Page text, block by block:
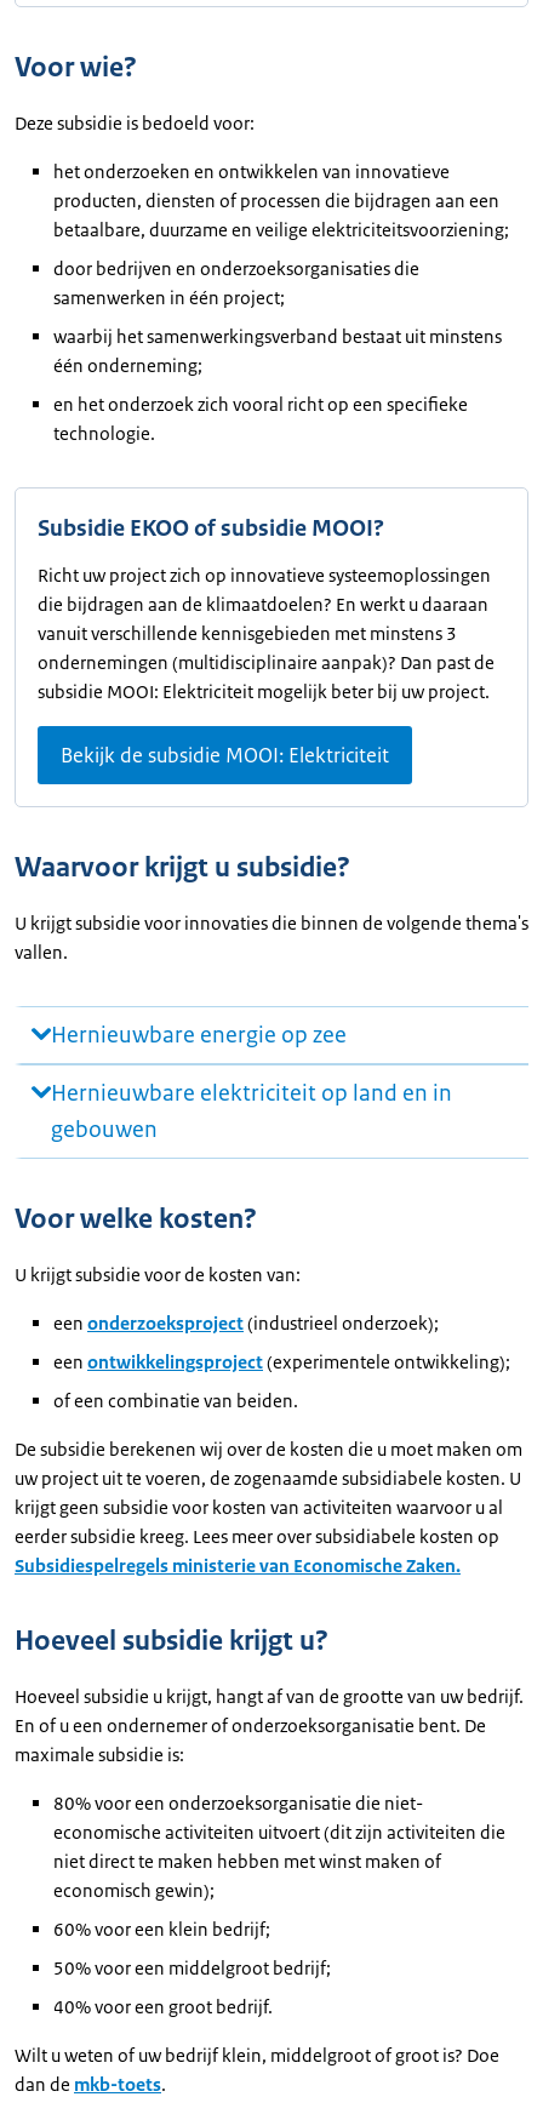
Voor wie?
Deze subsidie is bedoeld voor:
het onderzoeken en ontwikkelen van innovatieve
producten, diensten of processen die bijdragen aan een
betaalbare, duurzame en veilige elektriciteitsvoorziening;
door bedrijven en onderzoeksorganisaties die
samenwerken in één project;
waarbij het samenwerkingsverband bestaat uit minstens
één onderneming;
en het onderzoek zich vooral richt op een specifieke
technologie.
Subsidie EKOO of subsidie MOOI?
Richt uw project zich op innovatieve systeemoplossingen
die bijdragen aan de klimaatdoelen? En werkt u daaraan
vanuit verschillende kennisgebieden met minstens 3
ondernemingen (multidisciplinaire aanpak)? Dan past de
subsidie MOOI: Elektriciteit mogelijk beter bij uw project.
Bekijk de subsidie MOOI: Elektriciteit
Waarvoor krijgt u subsidie?
U krijgt subsidie voor innovaties die binnen de volgende thema's
vallen.
Hernieuwbare energie op zee
Hernieuwbare elektriciteit op land en in
gebouwen
Voor welke kosten?
U krijgt subsidie voor de kosten van:
een onderzoeksproject(industrieel onderzoek);
een ontwikkelingsproject(experimentele ontwikkeling);
of een combinatie van beiden.
De subsidie berekenen wij over de kosten die u moet maken om
uw project uit te voeren, de zogenaamde subsidiabele kosten. U
krijgt geen subsidie voor kosten van activiteiten waarvoor u al
eerder subsidie kreeg. Lees meer over subsidiabele kosten op
Subsidiespelregels ministerie van Economische Zaken.
Hoeveel subsidie krijgt u?
Hoeveel subsidie u krijgt, hangt af van de grootte van uw bedrijf.
En of u een ondernemer of onderzoeksorganisatie bent. De
maximale subsidie is:
80% voor een onderzoeksorganisatie die niet-
economische activiteiten uitvoert (dit zijn activiteiten die
niet direct te maken hebben met winst maken of
economisch gewin);
60% voor een klein bedrijf;
50% voor een middelgroot bedrijf;
40% voor een groot bedrijf.
Wilt u weten of uw bedrijf klein, middelgroot of groot is? Doe
dan de mkb-toets.